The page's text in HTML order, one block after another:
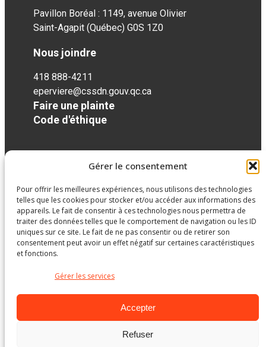
Gérer le consentement
Pour offrir les meilleures expériences, nous utilisons des technologies
telles que les cookies pour stocker et/ou accéder aux informations des
appareils. Le fait de consentir à ces technologies nous permettra de
traiter des données telles que le comportement de navigation ou les ID
uniques sur ce site. Le fait de ne pas consentir ou de retirer son
consentement peut avoir un effet négatif sur certaines caractéristiques
et fonctions.
Gérer les services
Accepter
Refuser
Pavillon Boréal : 1149, avenue Olivier
Saint-Agapit (Québec) G0S 1Z0
Nous joindre
418 888-4211
eperviere@cssdn.gouv.qc.ca
Faire une plainte
Code d'éthique
Réseaux sociaux
facebook